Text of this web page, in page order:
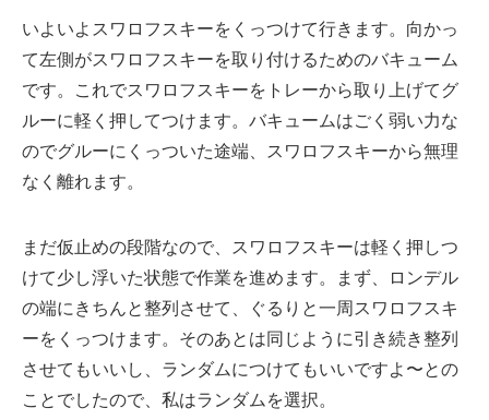
いよいよスワロフスキーをくっつけて行きます。向かっ
て左側がスワロフスキーを取り付けるためのバキューム
です。これでスワロフスキーをトレーから取り上げてグ
ルーに軽く押してつけます。バキュームはごく弱い力な
のでグルーにくっついた途端、スワロフスキーから無理
なく離れます。
まだ仮止めの段階なので、スワロフスキーは軽く押しつ
けて少し浮いた状態で作業を進めます。まず、ロンデル
の端にきちんと整列させて、ぐるりと一周スワロフスキ
ーをくっつけます。そのあとは同じように引き続き整列
させてもいいし、ランダムにつけてもいいですよ〜との
ことでしたので、私はランダムを選択。